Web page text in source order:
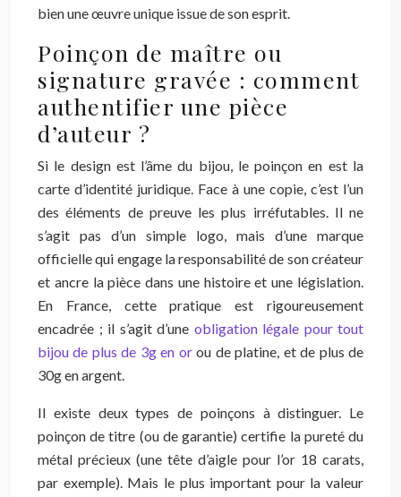
bien une œuvre unique issue de son esprit.
Poinçon de maître ou
signature gravée : comment
authentifier une pièce
d’auteur ?
Si le design est l’âme du bijou, le poinçon en est la
carte d’identité juridique. Face à une copie, c’est l’un
des éléments de preuve les plus irréfutables. Il ne
s’agit pas d’un simple logo, mais d’une marque
officielle qui engage la responsabilité de son créateur
et ancre la pièce dans une histoire et une législation.
En France, cette pratique est rigoureusement
encadrée ; il s’agit d’une obligation légale pour tout
bijou de plus de 3g en orou de platine, et de plus de
30g en argent.
Il existe deux types de poinçons à distinguer. Le
poinçon de titre (ou de garantie) certifie la pureté du
métal précieux (une tête d’aigle pour l’or 18 carats,
par exemple). Mais le plus important pour la valeur